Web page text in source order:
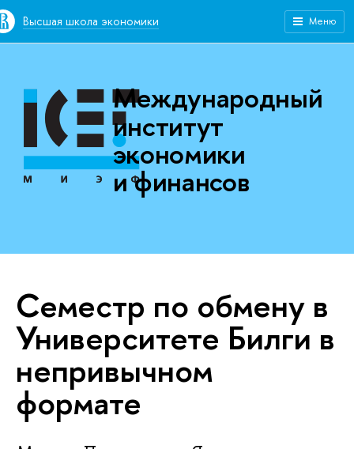
Высшая школа экономики Меню
Международный
институт
экономики
и финансов
Семестр по обмену в
Университете Билги в
непривычном
формате